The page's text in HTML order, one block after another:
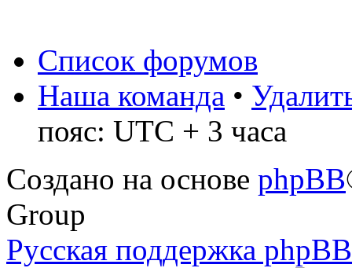
Список форумов
Наша команда •
пояс: UTC + 3 часа
Создано на основе phpBB
Group
Русская поддержка